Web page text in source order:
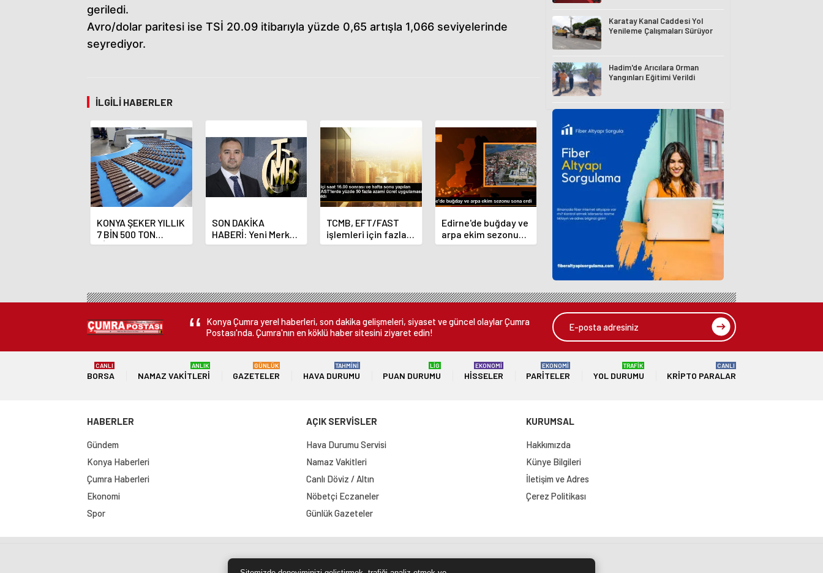
geriledi.
Avro/dolar paritesi ise TSİ 20.09 itibarıyla yüzde 0,65 artışla 1,066 seviyelerinde
seyrediyor.
İLGILI HABERLER
KONYA ŞEKER YILLIK
7 BİN 500 TON
ÇİKOLATALI ÜRÜN
SON DAKİKA
HABERİ: Yeni Merkez
Bankası Başkanı
TCMB, EFT/FAST
işlemleri için fazla
ücret uygulamasını
Edirne'de buğday ve
arpa ekim sezonu
sona erdi
Karatay Kanal Caddesi Yol
Yenileme Çalışmaları Sürüyor
Hadim'de Arıcılara Orman
Yangınları Eğitimi Verildi
Konya Çumra yerel haberleri, son dakika gelişmeleri, siyaset ve güncel olaylar Çumra
Postası'nda. Çumra'nın en köklü haber sitesini ziyaret edin!
BORSA
CANLI
NAMAZ VAKITLERI
ANLIK
GAZETELER
GÜNLÜK
HAVA DURUMU
TAHMİNİ
PUAN DURUMU
LİG
HISSELER
EKONOMİ
PARITELER
EKONOMİ
YOL DURUMU
TRAFİK
KRIPTO PARALAR
CANLI
HABERLER
Gündem
Konya Haberleri
Çumra Haberleri
Ekonomi
Spor
AÇIK SERVİSLER
Hava Durumu Servisi
Namaz Vakitleri
Canlı Döviz / Altın
Nöbetçi Eczaneler
Günlük Gazeteler
KURUMSAL
Hakkımızda
Künye Bilgileri
İletişim ve Adres
Çerez Politikası
Site Haritası RSS Kaynağı Çumra Postası